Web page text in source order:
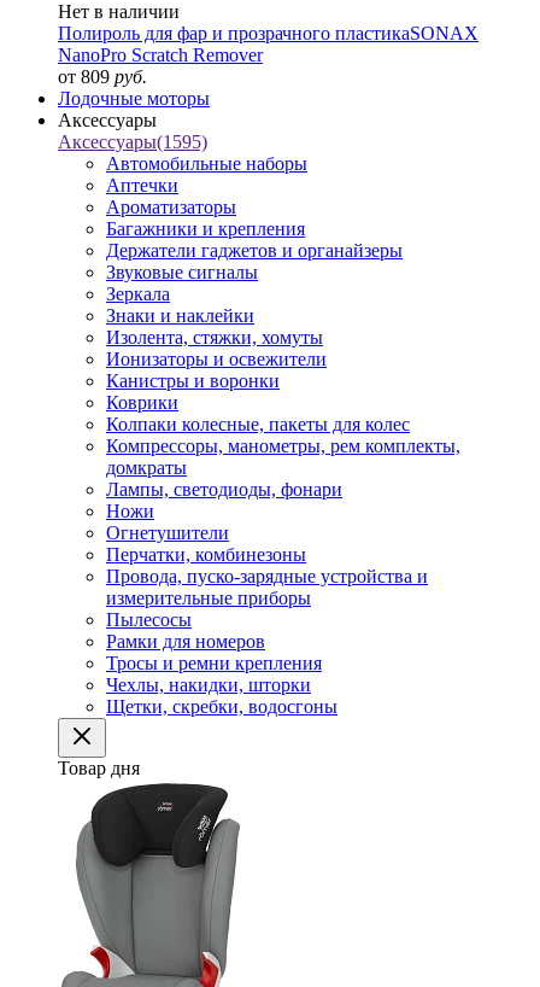
Нет в наличии
Полироль для фар и прозрачного пластикаSONAX
NanoPro Scratch Remover
от 809 руб.
Лодочные моторы
Аксессуары
Аксессуары(1595)
Автомобильные наборы
Аптечки
Ароматизаторы
Багажники и крепления
Держатели гаджетов и органайзеры
Звуковые сигналы
Зеркала
Знаки и наклейки
Изолента, стяжки, хомуты
Ионизаторы и освежители
Канистры и воронки
Коврики
Колпаки колесные, пакеты для колес
Компрессоры, манометры, рем комплекты,
домкраты
Лампы, светодиоды, фонари
Ножи
Огнетушители
Перчатки, комбинезоны
Провода, пуско-зарядные устройства и
измерительные приборы
Пылесосы
Рамки для номеров
Тросы и ремни крепления
Чехлы, накидки, шторки
Щетки, скребки, водосгоны
Товар дня